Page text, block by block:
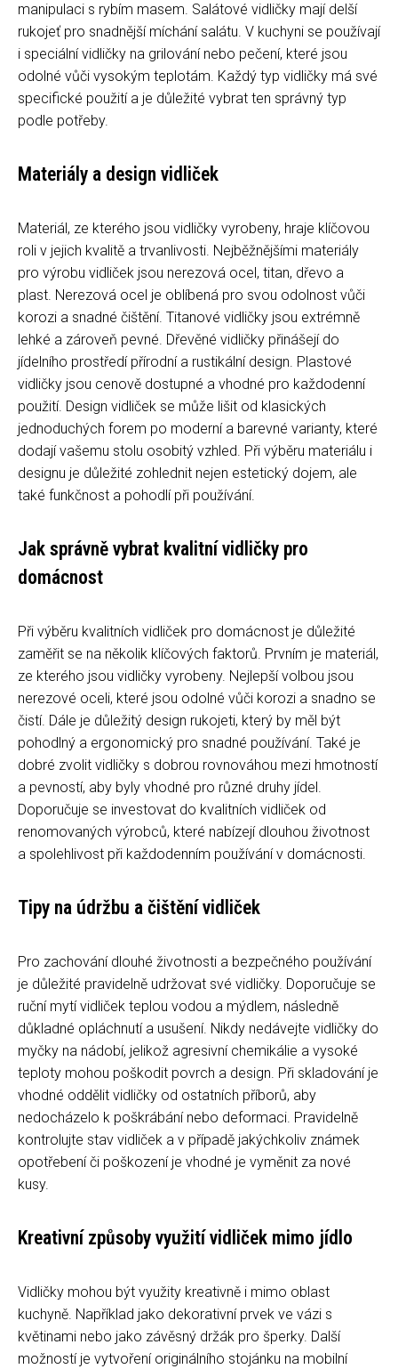
manipulaci s rybím masem. Salátové vidličky mají delší
rukojeť pro snadnější míchání salátu. V kuchyni se používají
i speciální vidličky na grilování nebo pečení, které jsou
odolné vůči vysokým teplotám. Každý typ vidličky má své
specifické použití a je důležité vybrat ten správný typ
podle potřeby.
Materiály a design vidliček
Materiál, ze kterého jsou vidličky vyrobeny, hraje klíčovou
roli v jejich kvalitě a trvanlivosti. Nejběžnějšími materiály
pro výrobu vidliček jsou nerezová ocel, titan, dřevo a
plast. Nerezová ocel je oblíbená pro svou odolnost vůči
korozi a snadné čištění. Titanové vidličky jsou extrémně
lehké a zároveň pevné. Dřevěné vidličky přinášejí do
jídelního prostředí přírodní a rustikální design. Plastové
vidličky jsou cenově dostupné a vhodné pro každodenní
použití. Design vidliček se může lišit od klasických
jednoduchých forem po moderní a barevné varianty, které
dodají vašemu stolu osobitý vzhled. Při výběru materiálu i
designu je důležité zohlednit nejen estetický dojem, ale
také funkčnost a pohodlí při používání.
Jak správně vybrat kvalitní vidličky pro
domácnost
Při výběru kvalitních vidliček pro domácnost je důležité
zaměřit se na několik klíčových faktorů. Prvním je materiál,
ze kterého jsou vidličky vyrobeny. Nejlepší volbou jsou
nerezové oceli, které jsou odolné vůči korozi a snadno se
čistí. Dále je důležitý design rukojeti, který by měl být
pohodlný a ergonomický pro snadné používání. Také je
dobré zvolit vidličky s dobrou rovnováhou mezi hmotností
a pevností, aby byly vhodné pro různé druhy jídel.
Doporučuje se investovat do kvalitních vidliček od
renomovaných výrobců, které nabízejí dlouhou životnost
a spolehlivost při každodenním používání v domácnosti.
Tipy na údržbu a čištění vidliček
Pro zachování dlouhé životnosti a bezpečného používání
je důležité pravidelně udržovat své vidličky. Doporučuje se
ruční mytí vidliček teplou vodou a mýdlem, následně
důkladné opláchnutí a usušení. Nikdy nedávejte vidličky do
myčky na nádobí, jelikož agresivní chemikálie a vysoké
teploty mohou poškodit povrch a design. Při skladování je
vhodné oddělit vidličky od ostatních příborů, aby
nedocházelo k poškrábání nebo deformaci. Pravidelně
kontrolujte stav vidliček a v případě jakýchkoliv známek
opotřebení či poškození je vhodné je vyměnit za nové
kusy.
Kreativní způsoby využití vidliček mimo jídlo
Vidličky mohou být využity kreativně i mimo oblast
kuchyně. Například jako dekorativní prvek ve vázi s
květinami nebo jako závěsný držák pro šperky. Další
možností je vytvoření originálního stojánku na mobilní